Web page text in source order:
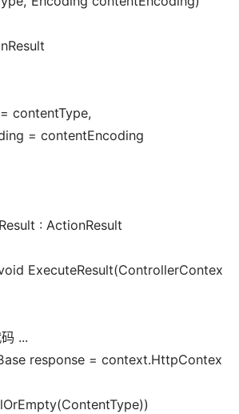
contentType,
= contentEncoding
: ActionResult
ExecuteResult(ControllerContex
...
response = context.HttpContex